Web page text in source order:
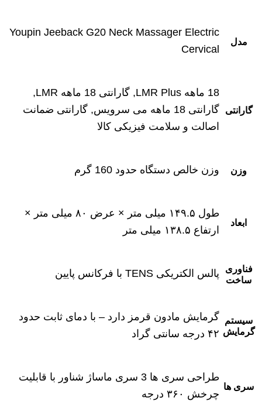
مدل
Youpin Jeeback G20 Neck Massager Electric
Cervical
گارانتی
18 ماهه LMR Plus, گارانتی 18 ماهه LMR,
گارانتی 18 ماهه می سرویس, گارانتی ضمانت
اصالت و سلامت فیزیکی کالا
وزن وزن خالص دستگاه حدود 160 گرم
ابعاد
طول ۱۴۹.۵ میلی‌ متر × عرض ۸۰ میلی ‌متر ×
ارتفاع ۱۳۸.۵ میلی ‌متر
فناوری
ساخت
پالس الکتریکی TENS با فرکانس پایین
سیستم
گرمایش
گرمایش مادون قرمز دارد – با دمای ثابت حدود
۴۲ درجه سانتی‌ گراد
سری ها
طراحی سری ‌ها 3 سری ماساژ شناور با قابلیت
چرخش ۳۶۰ درجه